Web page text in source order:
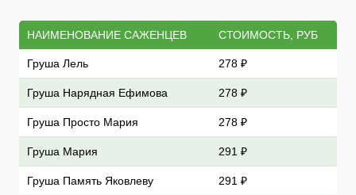
НАИМЕНОВАНИЕ САЖЕНЦЕВ СТОИМОСТЬ, РУБ
Груша Лель 278 ₽
Груша Нарядная Ефимова 278 ₽
Груша Просто Мария 278 ₽
Груша Мария 291 ₽
Груша Память Яковлеву 291 ₽